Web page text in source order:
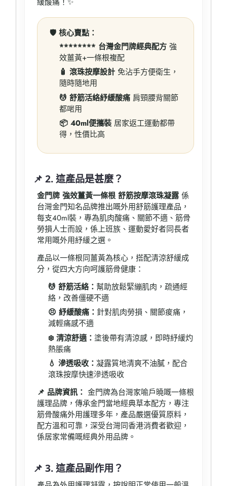
🛡️ 核心賣點：
******** 台灣金門牌經典配方 強
效薑黃+一條根複配
🧴 滾珠按摩設計 免沾手方便衛生，
隨時隨地用
💆 舒筋活絡紓緩酸痛 肩頸腰背關節
都啱用
📦 40ml便攜裝居家返工運動都帶
得，性價比高
📌 2. 這產品是甚麼？
金門牌 強效薑黃一條根 舒筋按摩滾珠凝露係
台灣金門知名品牌推出嘅外用舒筋護理產品，
每支40ml裝，專為肌肉酸痛、關節不適、筋骨
勞損人士而設，係上班族、運動愛好者同長者
常用嘅外用紓緩之選。
產品以一條根同薑黃為核心，搭配清涼舒緩成
分，從四大方向呵護筋骨健康：
💆 舒筋活絡： 幫助放鬆緊繃肌肉，疏通經
絡，改善僵硬不適
😣 紓緩酸痛： 針對肌肉勞損、關節痠痛，
減輕痛感不適
❄️ 清涼舒適：塗後帶有清涼感，即時紓緩灼
熱脹痛
💧 滲透吸收：凝露質地清爽不油膩，配合
滾珠按摩快速滲透吸收
📌 品牌資訊： 金門牌為台灣家喻戶曉嘅一條根
護理品牌，傳承金門當地經典草本配方，專注
筋骨酸痛外用護理多年，產品嚴選優質原料，
配方溫和可靠，深受台灣同香港消費者歡迎，
係居家常備嘅經典外用品牌。
📌 3. 這產品副作用？